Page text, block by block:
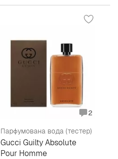
2
Парфумована вода (тестер)
Gucci Guilty Absolute
Pour Homme